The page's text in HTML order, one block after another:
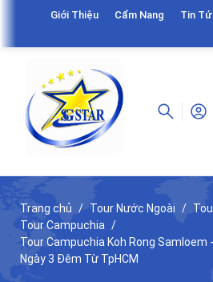
Giới Thiệu Cẩm Nang Tin
Trang chủ Tour Nước Ngoài
Tour Campuchia
Tour Campuchia Koh Rong Samloem
Ngày 3 Đêm Từ TpHCM